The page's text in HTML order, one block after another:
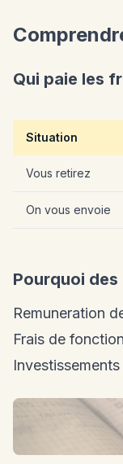
Qui paie les
Situation
Vous retirez
On vous envoie
Pourquoi des
Remuneration
Frais de